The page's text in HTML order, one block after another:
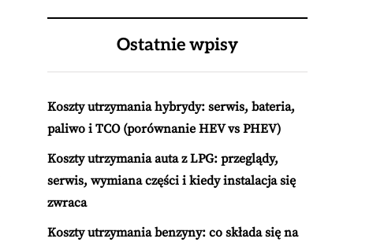
Ostatnie wpisy
Koszty utrzymania hybrydy: serwis, bateria,
paliwo i TCO (porównanie HEV vs PHEV)
Koszty utrzymania auta z LPG: przeglądy,
serwis, wymiana części i kiedy instalacja się
zwraca
Koszty utrzymania benzyny: co składa się na